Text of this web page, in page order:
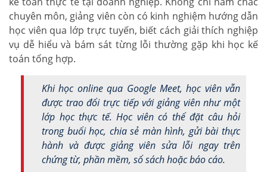
chuyên môn, giảng viên còn có kinh nghiệm hướng dẫn
học viên qua lớp trực tuyến, biết cách giải thích nghiệp
vụ dễ hiểu và bám sát từng lỗi thường gặp khi học kế
toán tổng hợp.
Khi học online qua Google Meet, học viên vẫn
được trao đổi trực tiếp với giảng viên như một
lớp học thực tế. Học viên có thể đặt câu hỏi
trong buổi học, chia sẻ màn hình, gửi bài thực
hành và được giảng viên sửa lỗi ngay trên
chứng từ, phần mềm, sổ sách hoặc báo cáo.